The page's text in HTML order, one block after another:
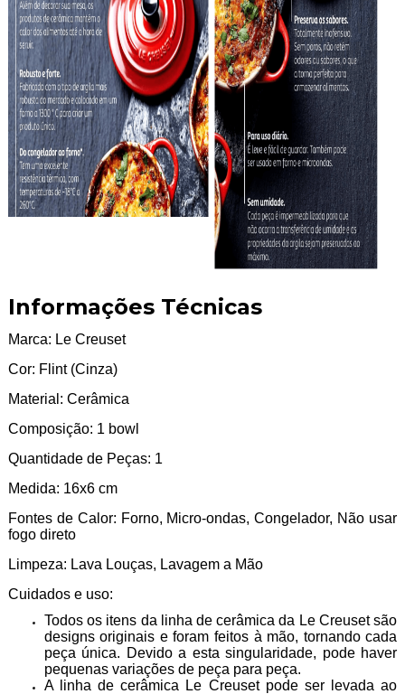
Informações Técnicas
Marca: Le Creuset
Cor: Flint (Cinza)
Material: Cerâmica
Composição: 1 bowl
Quantidade de Peças: 1
Medida: 16x6 cm
Fontes de Calor: Forno, Micro-ondas, Congelador, Não usar
fogo direto
Limpeza: Lava Louças, Lavagem a Mão
Cuidados e uso:
Todos os itens da linha de cerâmica da Le Creuset são
designs originais e foram feitos à mão, tornando cada
peça única. Devido a esta singularidade, pode haver
pequenas variações de peça para peça.
A linha de cerâmica Le Creuset pode ser levada ao